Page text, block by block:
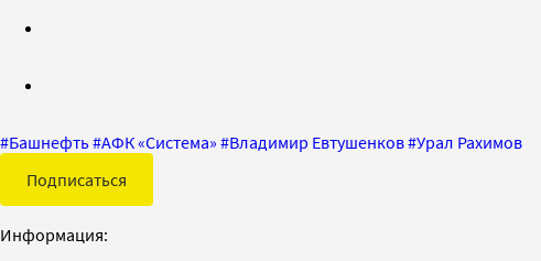
#Башнефть#АФК «Система» #Владимир Евтушенков#Урал Рахимов
Подписаться
Информация: